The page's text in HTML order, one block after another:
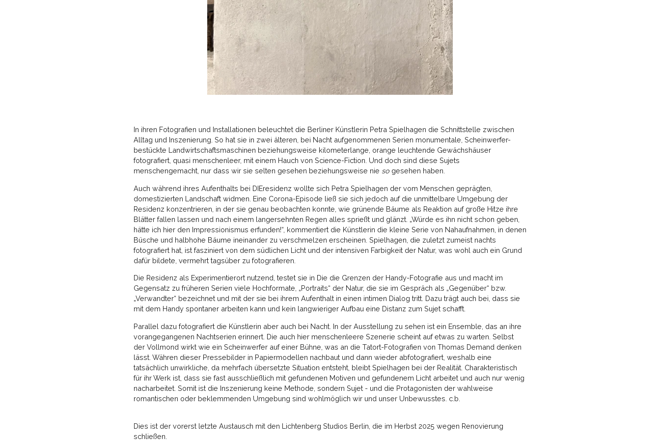
In ihren Fotografien und Installationen beleuchtet die Berliner Künstlerin Petra Spielhagen die Schnittstelle zwischen
Alltag und Inszenierung. So hat sie in zwei älteren, bei Nacht aufgenommenen Serien monumentale, Scheinwerfer-
bestückte Landwirtschaftsmaschinen beziehungsweise kilometerlange, orange leuchtende Gewächshäuser
fotografiert, quasi menschenleer, mit einem Hauch von Science-Fiction. Und doch sind diese Sujets
menschengemacht, nur dass wir sie selten gesehen beziehungsweise nie so gesehen haben.
Auch während ihres Aufenthalts bei DIEresidenz wollte sich Petra Spielhagen der vom Menschen geprägten,
domestizierten Landschaft widmen. Eine Corona-Episode ließ sie sich jedoch auf die unmittelbare Umgebung der
Residenz konzentrieren, in der sie genau beobachten konnte, wie grünende Bäume als Reaktion auf große Hitze ihre
Blätter fallen lassen und nach einem langersehnten Regen alles sprießt und glänzt. „Würde es ihn nicht schon geben,
hätte ich hier den Impressionismus erfunden!“, kommentiert die Künstlerin die kleine Serie von Nahaufnahmen, in denen
Büsche und halbhohe Bäume ineinander zu verschmelzen erscheinen. Spielhagen, die zuletzt zumeist nachts
fotografiert hat, ist fasziniert von dem südlichen Licht und der intensiven Farbigkeit der Natur, was wohl auch ein Grund
dafür bildete, vermehrt tagsüber zu fotografieren.
Die Residenz als Experimentierort nutzend, testet sie in Die die Grenzen der Handy-Fotografie aus und macht im
Gegensatz zu früheren Serien viele Hochformate, „Portraits“ der Natur, die sie im Gespräch als „Gegenüber“ bzw.
„Verwandter“ bezeichnet und mit der sie bei ihrem Aufenthalt in einen intimen Dialog tritt. Dazu trägt auch bei, dass sie
mit dem Handy spontaner arbeiten kann und kein langwieriger Aufbau eine Distanz zum Sujet schafft.
Parallel dazu fotografiert die Künstlerin aber auch bei Nacht. In der Ausstellung zu sehen ist ein Ensemble, das an ihre
vorangegangenen Nachtserien erinnert. Die auch hier menschenleere Szenerie scheint auf etwas zu warten. Selbst
der Vollmond wirkt wie ein Scheinwerfer auf einer Bühne, was an die Tatort-Fotografien von Thomas Demand denken
lässt. Währen dieser Pressebilder in Papiermodellen nachbaut und dann wieder abfotografiert, weshalb eine
tatsächlich unwirkliche, da mehrfach übersetzte Situation entsteht, bleibt Spielhagen bei der Realität. Charakteristisch
für ihr Werk ist, dass sie fast ausschließlich mit gefundenen Motiven und gefundenem Licht arbeitet und auch nur wenig
nacharbeitet. Somit ist die Inszenierung keine Methode, sondern Sujet - und die Protagonisten der wahlweise
romantischen oder beklemmenden Umgebung sind wohlmöglich wir und unser Unbewusstes. c.b.
Dies ist der vorerst letzte Austausch mit den Lichtenberg Studios Berlin, die im Herbst 2025 wegen Renovierung
schließen.